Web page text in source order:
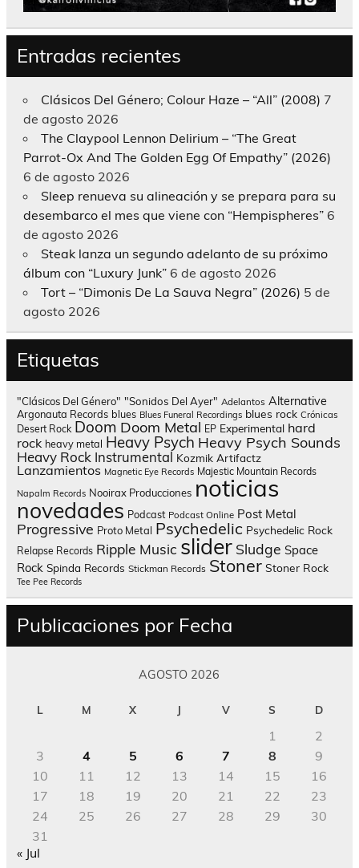
Entradas recientes
Clásicos Del Género; Colour Haze – “All” (2008) 7
de agosto 2026
The Claypool Lennon Delirium – “The Great
Parrot-Ox And The Golden Egg Of Empathy” (2026)
6 de agosto 2026
Sleep renueva su alineación y se prepara para su
desembarco el mes que viene con “Hempispheres” 6
de agosto 2026
Steak lanza un segundo adelanto de su próximo
álbum con “Luxury Junk” 6 de agosto 2026
Tort – “Dimonis De La Sauva Negra” (2026) 5 de
agosto 2026
Etiquetas
"Clásicos Del Género" "Sonidos Del Ayer" Adelantos Alternative
Argonauta Records blues Blues Funeral Recordings blues rock Crónicas
Desert Rock Doom Doom Metal EP Experimental hard
rock heavy metal Heavy Psych Heavy Psych Sounds
Heavy Rock Instrumental Kozmik Artifactz
Lanzamientos Magnetic Eye Records Majestic Mountain Records
Napalm Records Nooirax Producciones noticias
novedades Podcast Podcast Online Post Metal
Progressive Proto Metal Psychedelic Psychedelic Rock
Relapse Records Ripple Music slider Sludge Space
Rock Spinda Records Stickman Records Stoner Stoner Rock
Tee Pee Records
Publicaciones por Fecha
AGOSTO 2026
L M X J V S D
1
2
3
4 5 6 7 8
9
10
11 12 13 14 15
16
17
18 19 20 21 22
23
24
25 26 27 28 29
30
31
« Jul